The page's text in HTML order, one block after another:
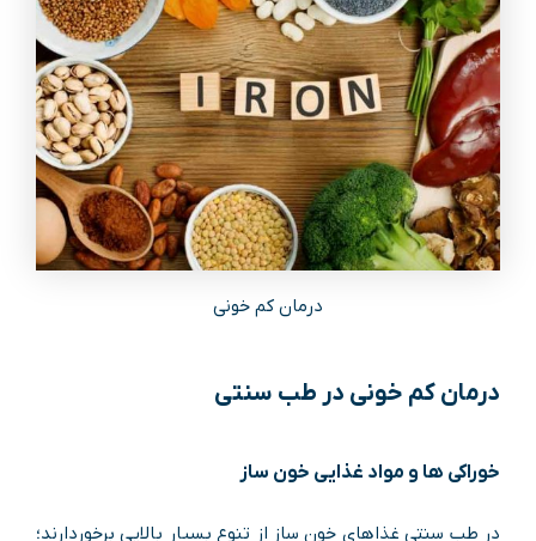
درمان کم خونی
درمان کم خونی در طب سنتی
خوراکی ‌ها و مواد غذایی خون‌ ساز
در طب سنتی غذاهای خون ‌ساز از تنوع بسیار بالایی برخوردارند؛